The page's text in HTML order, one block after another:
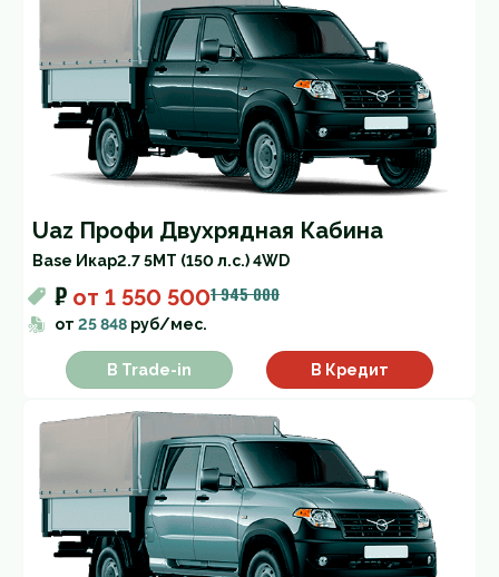
Uaz Профи Двухрядная Кабина
Base Икар2.7 5MT (150 л.с.) 4WD
₽ от 1 550 5001 945 000
от 25 848 руб/мес.
В Trade-in В Кредит